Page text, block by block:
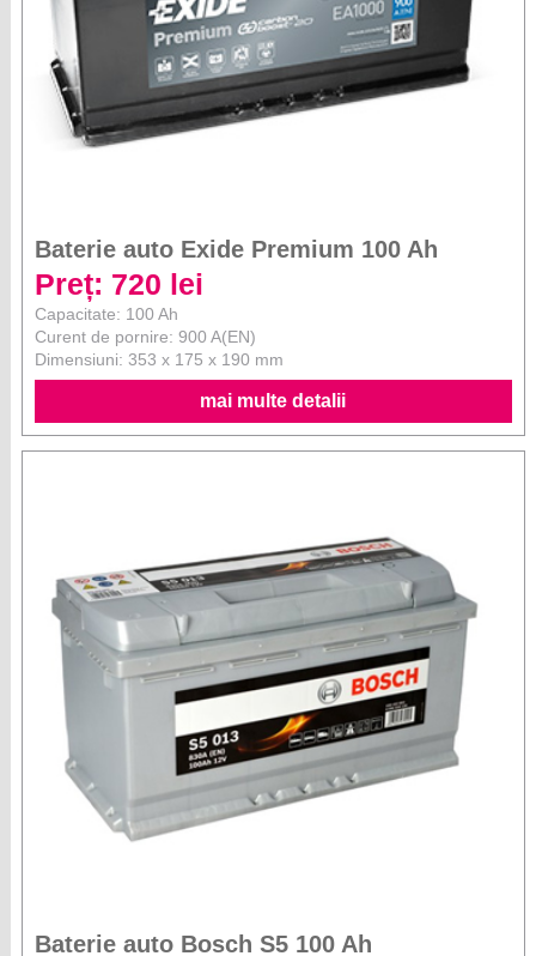
Baterie auto Exide Premium 100 Ah
Preț: 720 lei
Capacitate: 100 Ah
Curent de pornire: 900 A(EN)
Dimensiuni: 353 x 175 x 190 mm
mai multe detalii
Baterie auto Bosch S5 100 Ah